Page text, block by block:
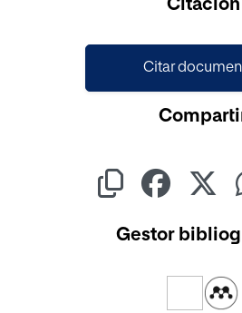
Citación
Citar
Gestor